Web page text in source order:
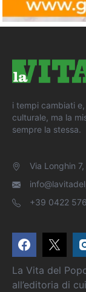
i tempi cambiati
culturale, ma la
sempre la stessa.
Via Longhin
+39 0422
La Vita del
all’editoria di